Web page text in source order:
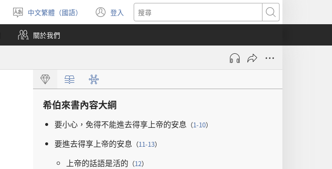
選
擇
語
言
中文繁體（國語） 登入
（開
啟
視
搜
尋
關於我們
希伯來書內容大綱
要小心 ， 免得不能進去得享上帝的安息 （1-10）
要進去得享上帝的安息 （11-13）
上帝的話語是活的 （12）